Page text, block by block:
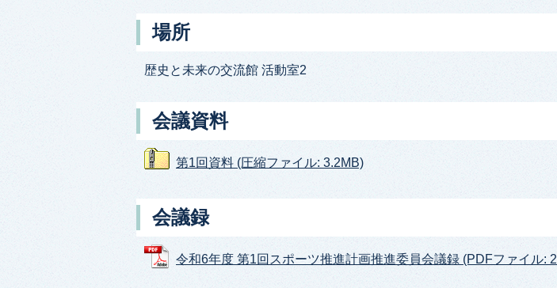
場所
歴史と未来の交流館 活動室2
会議資料
第1回資料 (圧縮ファイル: 3.2MB)
会議録
令和6年度 第1回スポーツ推進計画推進委員会議録 (PDFファイル: